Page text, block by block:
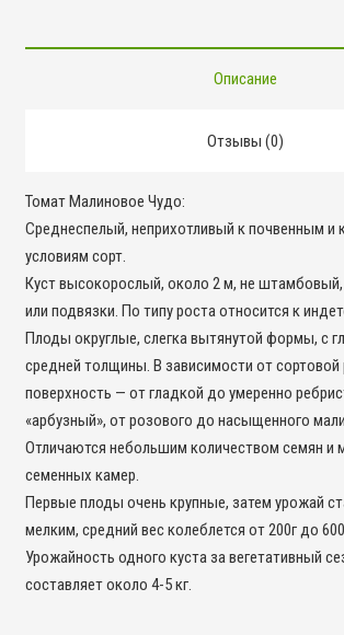
Описание
Отзывы (0)
Томат Малиновое Чудо:
Среднеспелый, неприхотливый к почвенным и
условиям сорт.
Куст высокорослый, около 2 м, не
или подвязки. По типу роста относится к
Плоды округлые, слегка вытянутой формы, с
средней толщины. В зависимости от сортовой
поверхность — от гладкой до умеренно
«арбузный», от розового до насыщенного
Отличаются небольшим количеством семян и
семенных камер.
Первые плоды очень крупные, затем урожай
мелким, средний вес колеблется от 200г до 600
Урожайность одного куста за вегетативный
составляет около 4-5 кг.